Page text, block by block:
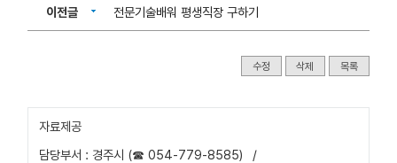
이전글 전문기술배워 평생직장 구하기
수정 삭제 목록
자료제공
담당부서 : 경주시 (☎ 054-779-8585)
/